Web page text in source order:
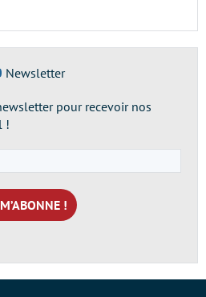
Newsletter
pour recevoir nos
!
e-
mail
*